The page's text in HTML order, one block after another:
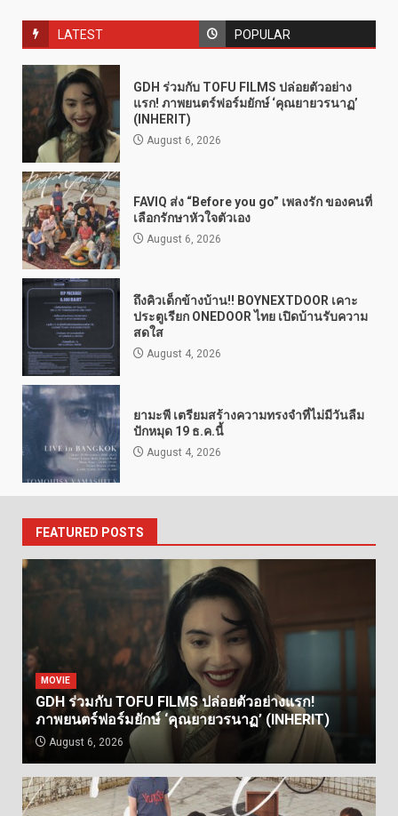
LATEST POPULAR
GDH ร่วมกับ TOFU FILMS ปล่อยตัวอย่าง
แรก! ภาพยนตร์ฟอร์มยักษ์ ‘คุณยายวรนาฏ’
(INHERIT)
August 6, 2026
FAVIQ ส่ง “Before you go” เพลงรัก ของคนที่
เลือกรักษาหัวใจตัวเอง
August 6, 2026
ถึงคิวเด็กข้างบ้าน!! BOYNEXTDOOR เคาะ
ประตูเรียก ONEDOOR ไทย เปิดบ้านรับความ
สดใส
August 4, 2026
ยามะพี เตรียมสร้างความทรงจำที่ไม่มีวันลืม
ปักหมุด 19 ธ.ค.นี้
August 4, 2026
FEATURED POSTS
MOVIE
GDH ร่วมกับ TOFU FILMS ปล่อยตัวอย่างแรก!
ภาพยนตร์ฟอร์มยักษ์ ‘คุณยายวรนาฏ’ (INHERIT)
August 6, 2026